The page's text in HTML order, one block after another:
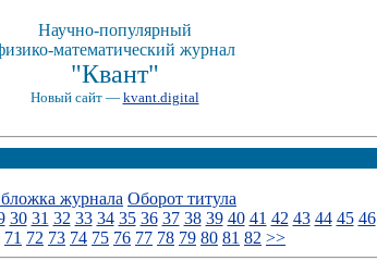
Научно-популярный
математический журнал
"Квант"
Новый сайт — kvant.digital
журнала Оборот титула
30 31 32 33 34 35 36 37 38 39 40 41 42 43 44 45 46
71 72 73 74 75 76 77 78 79 80 81 82 >>